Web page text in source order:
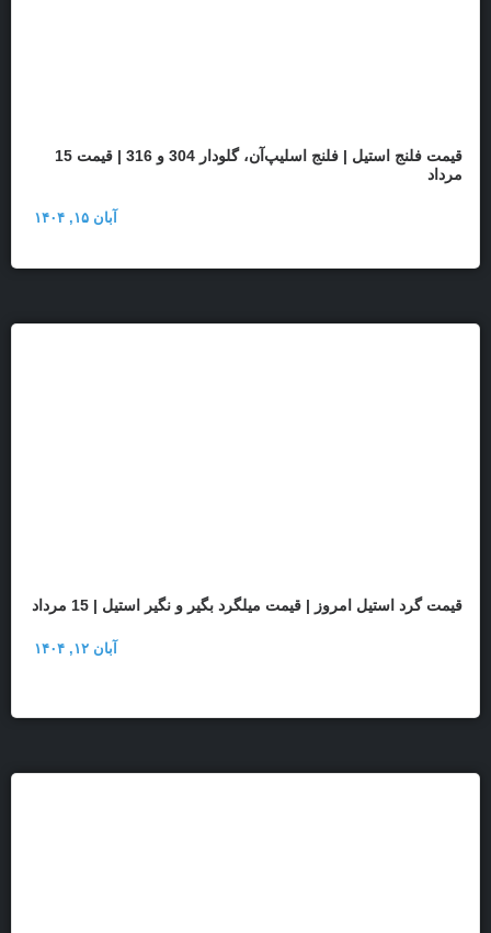
قیمت فلنج استیل | فلنج اسلیپ‌آن، گلودار 304 و 316 | قیمت 15
مرداد
آبان ۱۵, ۱۴۰۴
قیمت گرد استیل امروز | قیمت میلگرد بگیر و نگیر استیل | 15 مرداد
آبان ۱۲, ۱۴۰۴